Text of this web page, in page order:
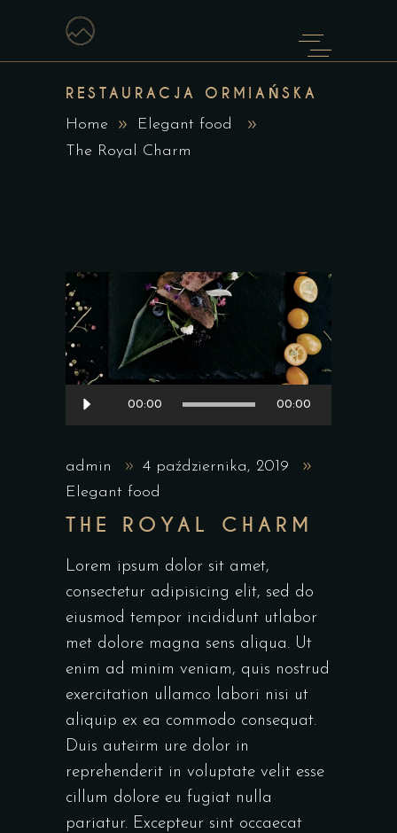
RESTAURACJA ORMIAŃSKA
Home
Elegant food
The Royal Charm
Odtwarzacz
plików
00:00 00:00
admin
4 października, 2019
Elegant food
THE ROYAL CHARM
Lorem ipsum dolor sit amet,
consectetur adipisicing elit, sed do
eiusmod tempor incididunt utlabor
met dolore magna sens aliqua. Ut
enim ad minim veniam, quis nostrud
exercitation ullamco labori nisi ut
aliquip ex ea commodo consequat.
Duis auteirm ure dolor in
reprehenderit in voluptate velit esse
cillum dolore eu fugiat nulla
pariatur. Excepteur sint occaecat